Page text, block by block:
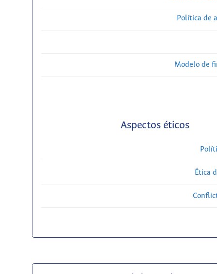
Política de
Modelo de
Aspectos éticos
Ética